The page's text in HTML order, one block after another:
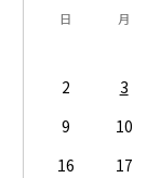
日 月
2
3
9
10
16
17